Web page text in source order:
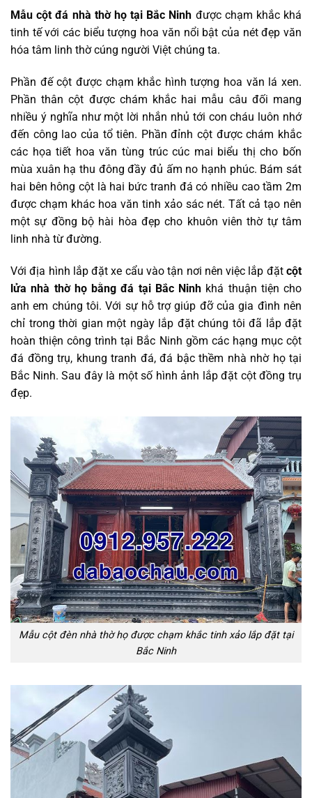
Mẫu cột đá nhà thờ họ tại Bắc Ninh được chạm khắc khá
tinh tế với các biểu tượng hoa văn nổi bật của nét đẹp văn
hóa tâm linh thờ cúng người Việt chúng ta.
Phần đế cột được chạm khắc hình tượng hoa văn lá xen.
Phần thân cột được chám khắc hai mẫu câu đối mang
nhiều ý nghĩa như một lời nhắn nhủ tới con cháu luôn nhớ
đến công lao của tổ tiên. Phần đỉnh cột được chám khắc
các họa tiết hoa văn tùng trúc cúc mai biểu thị cho bốn
mùa xuân hạ thu đông đầy đủ ấm no hạnh phúc. Bám sát
hai bên hông cột là hai bức tranh đá có nhiều cao tầm 2m
được chạm khác hoa văn tinh xảo sác nét. Tất cả tạo nên
một sự đồng bộ hài hòa đẹp cho khuôn viên thờ tự tâm
linh nhà từ đường.
Với địa hình lắp đặt xe cẩu vào tận nơi nên việc lắp đặt cột
lửa nhà thờ họ bằng đá tại Bắc Ninh khá thuận tiện cho
anh em chúng tôi. Với sự hỗ trợ giúp đỡ của gia đình nên
chỉ trong thời gian một ngày lắp đặt chúng tôi đã lắp đặt
hoàn thiện công trình tại Bắc Ninh gồm các hạng mục cột
đá đồng trụ, khung tranh đá, đá bậc thềm nhà nhờ họ tại
Bắc Ninh. Sau đây là một số hình ảnh lắp đặt cột đồng trụ
đẹp.
Mẫu cột đèn nhà thờ họ được chạm khắc tinh xảo lắp đặt tại
Bắc Ninh